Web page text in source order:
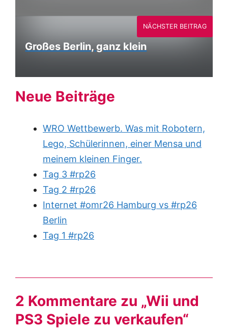
Großes Berlin, ganz klein
NÄCHSTER BEITRAG
Neue Beiträge
WRO Wettbewerb. Was mit Robotern,
Lego, Schülerinnen, einer Mensa und
meinem kleinen Finger.
Tag 3 #rp26
Tag 2 #rp26
Internet #omr26 Hamburg vs #rp26
Berlin
Tag 1 #rp26
2 Kommentare zu „Wii und
PS3 Spiele zu verkaufen“